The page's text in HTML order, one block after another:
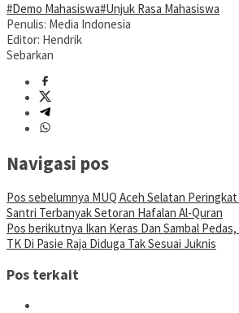
#Demo Mahasiswa#Unjuk Rasa Mahasiswa
Penulis: Media Indonesia
Editor: Hendrik
Sebarkan
Navigasi pos
Pos sebelumnya MUQ Aceh Selatan
Santri Terbanyak Setoran Hafalan Al-Quran
Pos berikutnya Ikan Keras Dan Sambal
TK Di Pasie Raja Diduga Tak Sesuai Juknis
Pos terkait